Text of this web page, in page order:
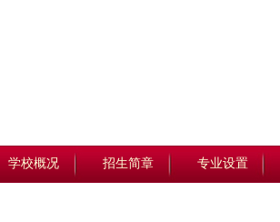
学校概况 招生简章 专业设置